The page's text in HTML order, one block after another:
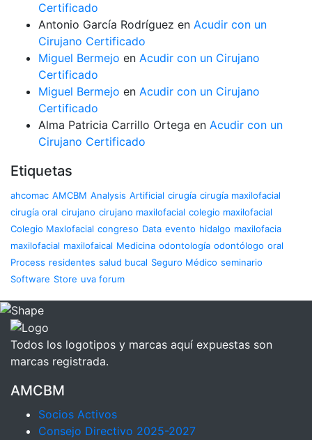
Certificado
Antonio García Rodríguez en Acudir con un
Cirujano Certificado
Miguel Bermejo en Acudir con un Cirujano
Certificado
Miguel Bermejo en Acudir con un Cirujano
Certificado
Alma Patricia Carrillo Ortega en Acudir con un
Cirujano Certificado
Etiquetas
ahcomac AMCBM Analysis Artificial cirugía cirugía maxilofacial
cirugía oral cirujano cirujano maxilofacial colegio maxilofacial
Colegio Maxlofacial congreso Data evento hidalgo maxilofacia
maxilofacial maxilofaical Medicina odontología odontólogo oral
Process residentes salud bucal Seguro Médico seminario
Software Store uva forum
Todos los logotipos y marcas aquí expuestas son
marcas registrada.
AMCBM
Socios Activos
Consejo Directivo 2025-2027